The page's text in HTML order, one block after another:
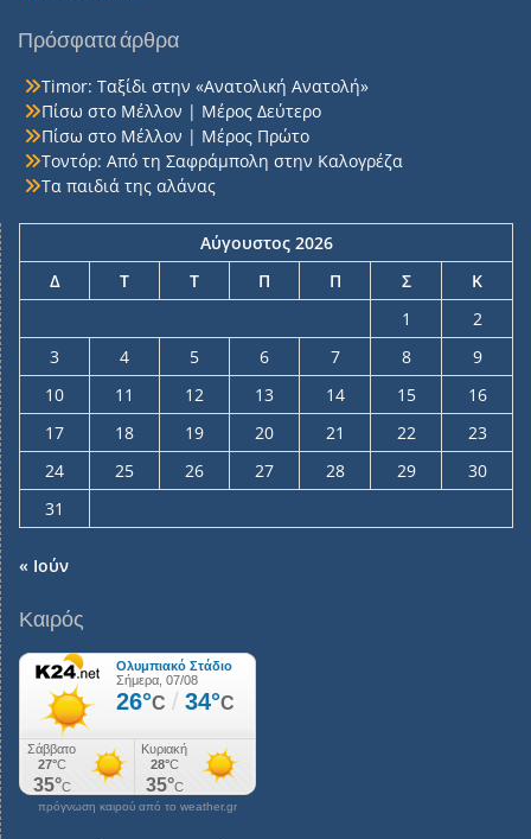
Πρόσφατα άρθρα
Timor: Ταξίδι στην «Ανατολική Ανατολή»
Πίσω στο Μέλλον | Μέρος Δεύτερο
Πίσω στο Μέλλον | Μέρος Πρώτο
Τοντόρ: Από τη Σαφράμπολη στην Καλογρέζα
Τα παιδιά της αλάνας
Αύγουστος 2026
Δ
Τ Τ Π Π Σ
Κ
1
2
3
4 5 6 7 8
9
10
11 12 13 14 15
16
17
18 19 20 21 22
23
24
25 26 27 28 29
30
31
« Ιούν
Καιρός
πρόγνωση καιρού από το weather.gr